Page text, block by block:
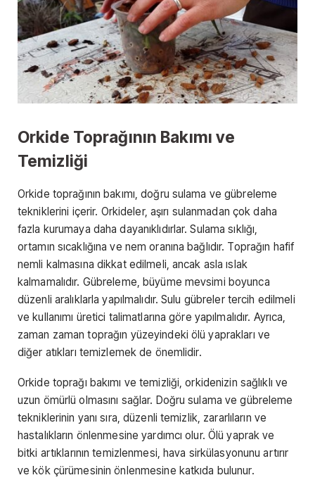
Orkide Toprağının Bakımı ve
Temizliği
Orkide toprağının bakımı, doğru sulama ve gübreleme
tekniklerini içerir. Orkideler, aşırı sulanmadan çok daha
fazla kurumaya daha dayanıklıdırlar. Sulama sıklığı,
ortamın sıcaklığına ve nem oranına bağlıdır. Toprağın hafif
nemli kalmasına dikkat edilmeli, ancak asla ıslak
kalmamalıdır. Gübreleme, büyüme mevsimi boyunca
düzenli aralıklarla yapılmalıdır. Sulu gübreler tercih edilmeli
ve kullanımı üretici talimatlarına göre yapılmalıdır. Ayrıca,
zaman zaman toprağın yüzeyindeki ölü yaprakları ve
diğer atıkları temizlemek de önemlidir.
Orkide toprağı bakımı ve temizliği, orkidenizin sağlıklı ve
uzun ömürlü olmasını sağlar. Doğru sulama ve gübreleme
tekniklerinin yanı sıra, düzenli temizlik, zararlıların ve
hastalıkların önlenmesine yardımcı olur. Ölü yaprak ve
bitki artıklarının temizlenmesi, hava sirkülasyonunu artırır
ve kök çürümesinin önlenmesine katkıda bulunur.